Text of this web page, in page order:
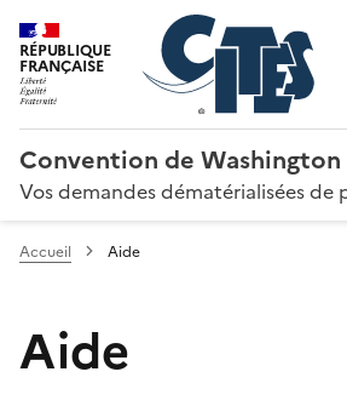
RÉPUBLIQUE
FRANÇAISE
Convention de Washington
Vos demandes dématérialisées
Accueil Aide
Aide